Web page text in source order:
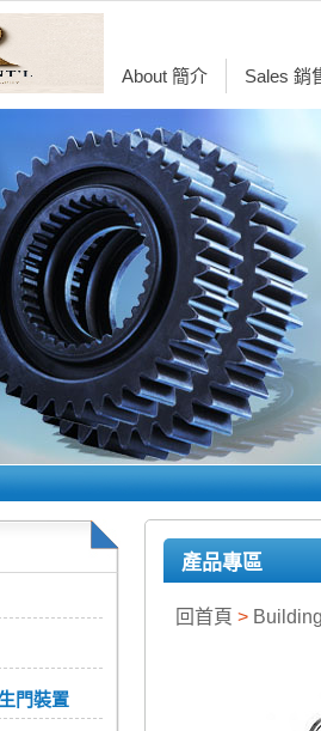
About 簡介 Sales 銷
門裝置
產品專區
回首頁 >